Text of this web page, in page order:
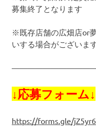
募集終了となります
※既存店舗の広畑店or
いする場合がございま
↓応募フォーム↓
https://forms.gle/